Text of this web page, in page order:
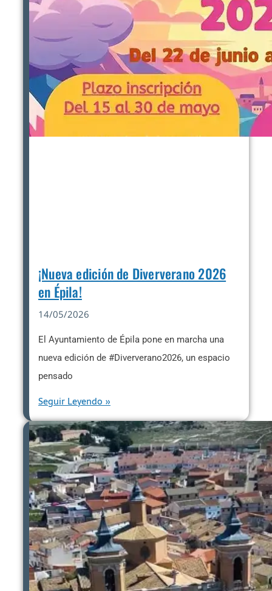
¡Nueva edición de Diververano 2026
en Épila!
14/05/2026
El Ayuntamiento de Épila pone en marcha una
nueva edición de #Diververano2026, un espacio
pensado
Seguir Leyendo »